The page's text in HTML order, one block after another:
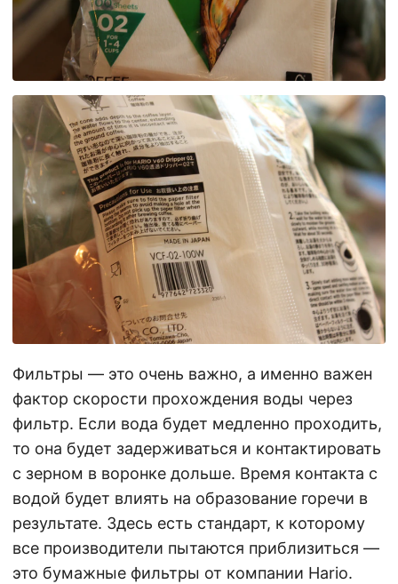
Фильтры — это очень важно, а именно важен
фактор скорости прохождения воды через
фильтр. Если вода будет медленно проходить,
то она будет задерживаться и контактировать
с зерном в воронке дольше. Время контакта с
водой будет влиять на образование горечи в
результате. Здесь есть стандарт, к которому
все производители пытаются приблизиться —
это бумажные фильтры от компании Hario.